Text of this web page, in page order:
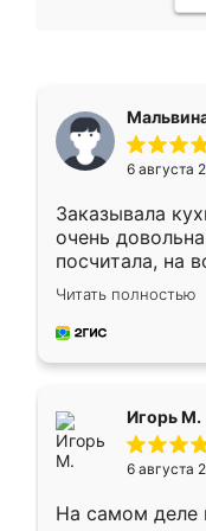
6 августа
Заказывала
очень
посчитала, на
Замерщик
делу со всей
за день,
Читать полностью
Игорь М.
6 августа
На самом деле